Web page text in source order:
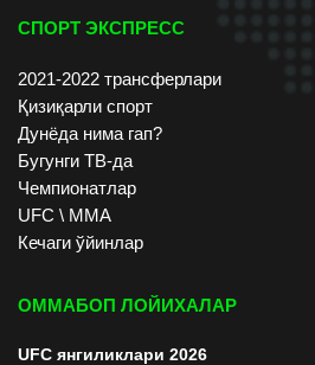
СПОРТ ЭКСПРЕСС
2021-2022 трансферлари
Қизиқарли спорт
Дунёда нима гап?
Бугунги ТВ-да
Чемпионатлар
UFC \ ММА
Кечаги ўйинлар
ОММАБОП ЛОЙИХАЛАР
UFC янгиликлари 2026